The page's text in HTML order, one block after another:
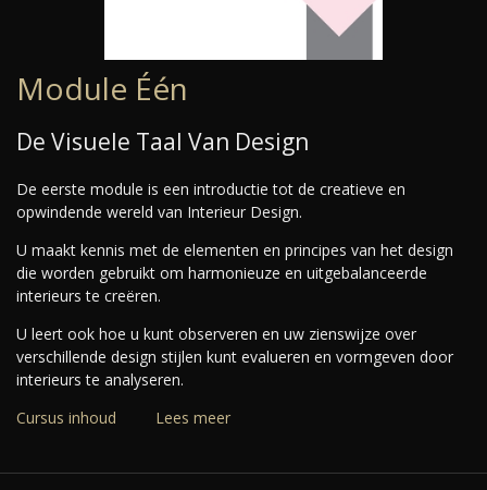
Module Één
De Visuele Taal Van Design
De eerste module is een introductie tot de creatieve en
opwindende wereld van Interieur Design.
U maakt kennis met de elementen en principes van het design
die worden gebruikt om harmonieuze en uitgebalanceerde
interieurs te creëren.
U leert ook hoe u kunt observeren en uw zienswijze over
verschillende design stijlen kunt evalueren en vormgeven door
interieurs te analyseren.
Cursus inhoud
Lees meer